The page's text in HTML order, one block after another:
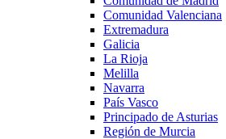
Comunidad Valenciana
Extremadura
Galicia
La Rioja
Melilla
Navarra
País Vasco
Principado de Asturias
Región de Murcia